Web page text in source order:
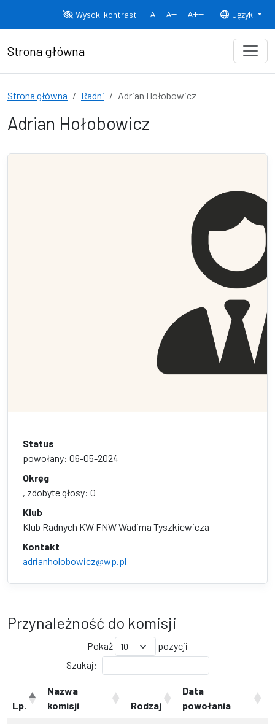
Wysoki kontrast
Normalny rozmiar czcionki
Rozmiar czcionki 150% Rozmiar
Język
Strona główna
Strona główna Radni Adrian Hołobowicz
Adrian Hołobowicz
Status
powołany: 06-05-2024
Okręg
, zdobyte głosy: 0
Klub
Klub Radnych KW FNW Wadima Tyszkiewicza
Kontakt
adrianholobowicz@wp.pl
Przynależność do komisji
Pokaż
pozycji
Szukaj:
Lp.
Nazwa
komisji
Rodzaj
Data
powołania